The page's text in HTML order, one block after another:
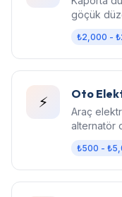
göçük
₺2,000 -
⚡ Oto
Araç
alternatör
₺500 -